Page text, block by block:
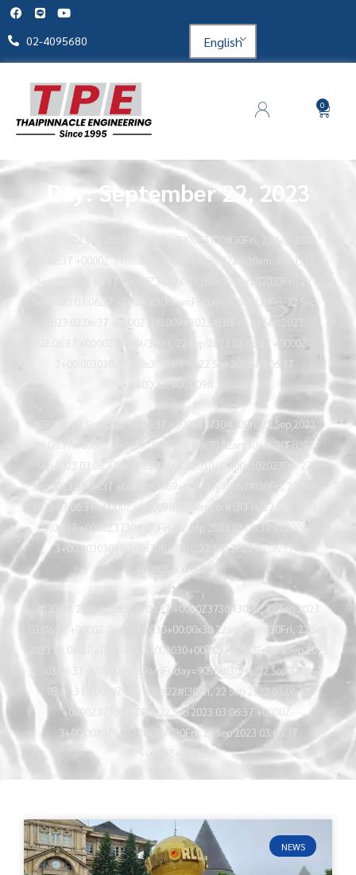
02-4095680 English
0
Day: September 22, 2023
Home
#!30Fri, 22 Sep 2023 03:06:37 +0000Z3730#30Fri, 22 Sep 2023
03:06:37 +0000Z-3+00:003030+00:00x30 22am30am-30Fri, 22
Sep 2023 03:06:37 +0000Z3+00:003030+00:00x302023Fri, 22
Sep 2023 03:06:37 +0000063069amFriday=9056#!30Fri, 22 Sep
2023 03:06:37 +0000Z+00:009#2023#!30Fri, 22 Sep 2023
03:06:37 +0000Z3730#/30Fri, 22 Sep 2023 03:06:37 +0000Z-
3+00:003030+00:00x30#!30Fri, 22 Sep 2023 03:06:37
+0000Z+00:009#
#!30Fri, 22 Sep 2023 03:06:37 +0000Z3730#30Fri, 22 Sep 2023
03:06:37 +0000Z-3+00:003030+00:00x30 22am30am-30Fri, 22
Sep 2023 03:06:37 +0000Z3+00:003030+00:00x302023Fri, 22
Sep 2023 03:06:37 +0000063069amFriday=9057#!30Fri, 22 Sep
2023 03:06:37 +0000Z+00:009#September#!30Fri, 22 Sep 2023
03:06:37 +0000Z3730#/30Fri, 22 Sep 2023 03:06:37 +0000Z-
3+00:003030+00:00x30#!30Fri, 22 Sep 2023 03:06:37
+0000Z+00:009#
#!30Fri, 22 Sep 2023 03:06:37 +0000Z3730#30Fri, 22 Sep 2023
03:06:37 +0000Z-3+00:003030+00:00x30 22am30am-30Fri, 22 Sep
2023 03:06:37 +0000Z3+00:003030+00:00x302023Fri, 22 Sep 2023
03:06:37 +0000063069amFriday=9058#!30Fri, 22 Sep 2023
03:06:37 +0000Z+00:009#22#!30Fri, 22 Sep 2023 03:06:37
+0000Z3730#/30Fri, 22 Sep 2023 03:06:37 +0000Z-
3+00:003030+00:00x30#!30Fri, 22 Sep 2023 03:06:37
NEWS